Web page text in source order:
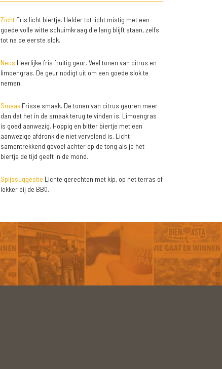
ZichtFris licht biertje. Helder tot licht mistig met een
goede volle witte schuimkraag die lang blijft staan, zelfs
tot na de eerste slok.
Neus Heerlijke fris fruitig geur. Veel tonen van citrus en
limoengras. De geur nodigt uit om een goede slok te
nemen.
SmaakFrisse smaak. De tonen van citrus geuren meer
dan dat het in de smaak terug te vinden is. Limoengras
is goed aanwezig. Hoppig en bitter biertje met een
aanwezige afdronk die niet vervelend is. Licht
samentrekkend gevoel achter op de tong als je het
biertje de tijd geeft in de mond.
Spijssuggestie Lichte gerechten met kip, op het terras of
lekker bij de BBQ.